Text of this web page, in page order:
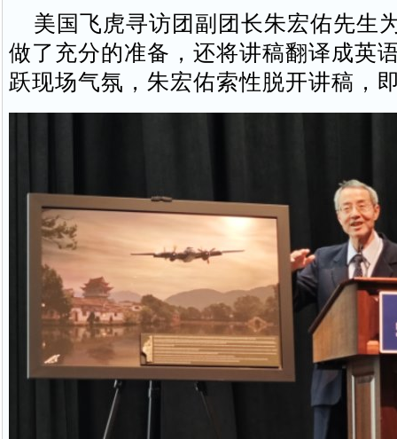
美国飞虎寻访团副团长朱宏佑先生
做了充分的准备，还将讲稿翻译成英
跃现场气氛，朱宏佑索性脱开讲稿，